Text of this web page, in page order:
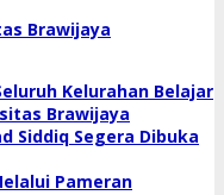
Brawijaya
Kelurahan Belajar
Brawijaya
Siddiq Segera Dibuka
Pameran